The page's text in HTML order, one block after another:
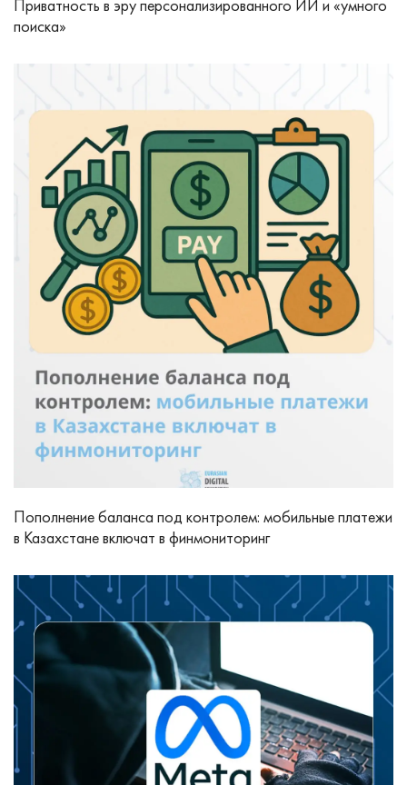
Приватность в эру персонализированного ИИ и «умного
поиска»
Пополнение баланса под контролем: мобильные платежи
в Казахстане включат в финмониторинг